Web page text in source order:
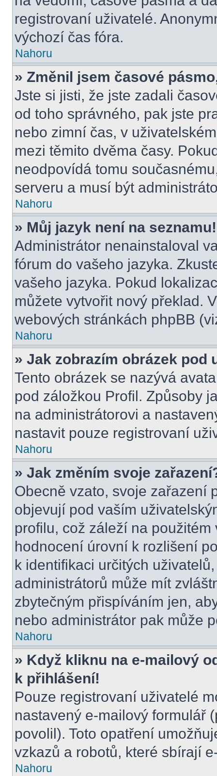
registrovaní uživatelé.
výchozí čas fóra.
Nahoru
» Změnil jsem časové
Jste si jisti, že jste zadali
od toho správného, pak jste
nebo zimní čas, v
mezi těmito dvěma časy.
neodpovídá tomu
serveru a musí být
Nahoru
» Můj jazyk není na seznamu!
Administrátor nenainstaloval
fórum do vašeho jazyka.
vašeho jazyka. Pokud
můžete vytvořit nový překlad.
webových stránkách phpBB
Nahoru
» Jak zobrazím obrázek pod
Tento obrázek se nazývá
pod záložkou Profil. Způsoby
na administrátorovi a
nastavit pouze registrovaní
Nahoru
» Jak změním svoje
Obecně vzato, svoje zařazení
objevují pod vaším
profilu, což záleží na
hodnocení úrovní k rozlišení
k identifikaci určitých
administrátorů může mít
zbytečným přispíváním jen,
nebo administrátor pak může
Nahoru
» Když kliknu na e-mailový
k přihlášení!
Pouze registrovaní uživatelé
nastavený e-mailový formulář
povolil). Toto opatření
vzkazů a robotů, které sbírají
Nahoru